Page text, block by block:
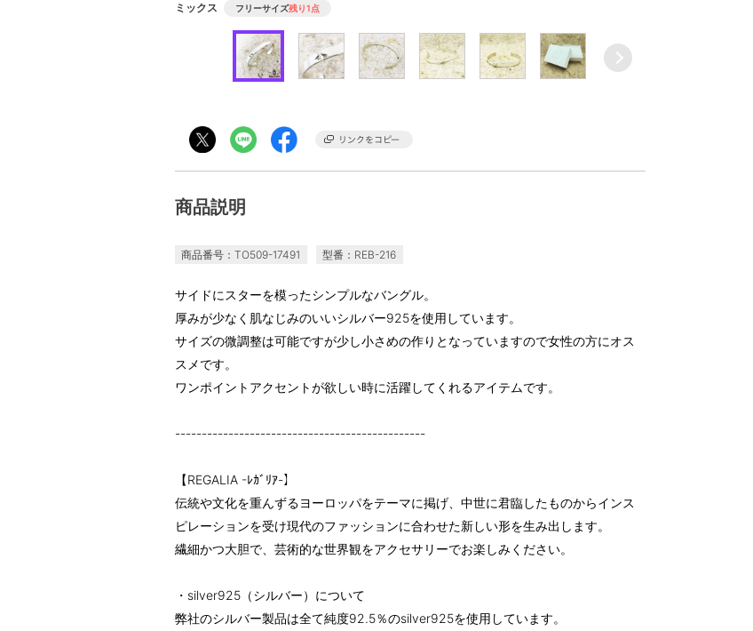
ミックス フリーサイズ残り1点
商品説明
商品番号：TO509-17491 型番：REB-216
サイドにスターを模ったシンプルなバングル。
厚みが少なく肌なじみのいいシルバー925を使用しています。
サイズの微調整は可能ですが少し小さめの作りとなっていますので女性の方にオス
スメです。
ワンポイントアクセントが欲しい時に活躍してくれるアイテムです。
-----------------------------------------------
【REGALIA -ﾚｶﾞﾘｱ-】
伝統や文化を重んずるヨーロッパをテーマに掲げ、中世に君臨したものからインス
ピレーションを受け現代のファッションに合わせた新しい形を生み出します。
繊細かつ大胆で、芸術的な世界観をアクセサリーでお楽しみください。
・silver925（シルバー）について
弊社のシルバー製品は全て純度92.5％のsilver925を使用しています。